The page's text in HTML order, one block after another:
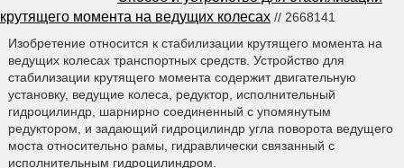
крутящего момента на ведущих колесах // 2668141
Изобретение относится к стабилизации крутящего момента на
ведущих колесах транспортных средств. Устройство для
стабилизации крутящего момента содержит двигательную
установку, ведущие колеса, редуктор, исполнительный
гидроцилиндр, шарнирно соединенный с упомянутым
редуктором, и задающий гидроцилиндр угла поворота ведущего
моста относительно рамы, гидравлически связанный с
исполнительным гидроцилиндром.